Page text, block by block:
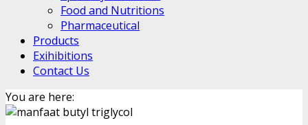
Food and Nutritions
Pharmaceutical
Products
Exihibitions
Contact Us
You are here: